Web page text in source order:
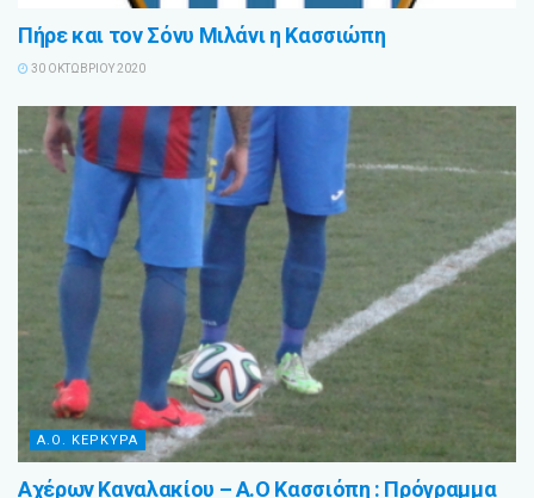
Πήρε και τον Σόνυ Μιλάνι η Κασσιώπη
30 ΟΚΤΩΒΡΊΟΥ 2020
Α.Ο. ΚΕΡΚΥΡΑ
Αχέρων Καναλακίου – Α.Ο Κασσιόπη : Πρόγραμμα